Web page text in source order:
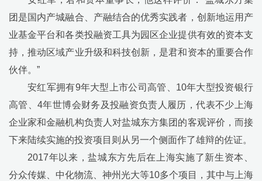
团是国内产城融合、产融结合的优秀实践者，创新地运用产
业基金平台和各类投融资工具为园区企业提供有效的资本支
持，推动区域产业升级和科技创新，是君和资本的重要合作
伙伴。 ”
安红军拥有9年大型上市公司高管、 10年大型投资银行
高管、4年世博会财务及投融资负责人履历，代表不少上海
企业家和金融机构负责人对盐城东方集团的客观评价，而接
下来陆续实施的投资项目则从另一个侧面作了雄辩的佐证。
2017年以来，盐城东方先后在上海实施了新生资本、
分众传媒、中化物流、神州光大等10多个项目，其中与上海